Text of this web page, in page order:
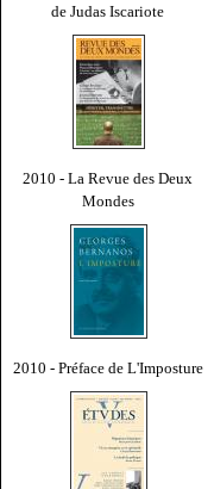
de Judas Iscariote
2010 - La Revue des Deux
Mondes
2010 - Préface de L'Imposture